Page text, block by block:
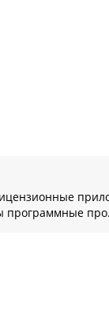
программные